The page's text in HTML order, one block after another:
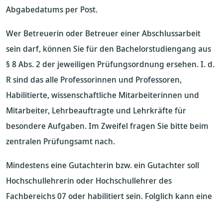
Abgabedatums per Post.
Wer Betreuerin oder Betreuer einer Abschlussarbeit
sein darf, können Sie für den Bachelorstudiengang aus
§ 8 Abs. 2 der jeweiligen Prüfungsordnung ersehen. I. d.
R sind das alle Professorinnen und Professoren,
Habilitierte, wissenschaftliche Mitarbeiterinnen und
Mitarbeiter, Lehrbeauftragte und Lehrkräfte für
besondere Aufgaben. Im Zweifel fragen Sie bitte beim
zentralen Prüfungsamt nach.
Mindestens eine Gutachterin bzw. ein Gutachter soll
Hochschullehrerin oder Hochschullehrer des
Fachbereichs 07 oder habilitiert sein. Folglich kann eine